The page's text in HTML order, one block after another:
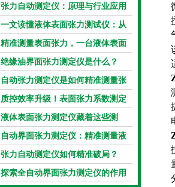
张力自动测定仪：原理与行业应用
解析
一文读懂液体表面张力测试仪：从
原理到应用全掌握
精准测量表面张力，一台液体表面
张力系数测量仪就够了
绝缘油界面张力测定仪是什么？
自动张力测定仪是如何精准测量张
力的？
质控效率升级！表面张力系数测定
仪真香警告
液体表面张力测定仪藏着这些测
定“小窍门”
自动界面张力测定仪：精准测量液
体界面张力的关键设备
张力自动测定仪如何精准破局？
探索全自动界面张力测定仪的作用